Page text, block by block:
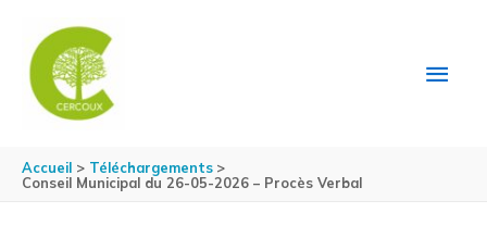
Accueil
Téléchargements
Conseil Municipal du 26-05-2026 – Procès Verbal